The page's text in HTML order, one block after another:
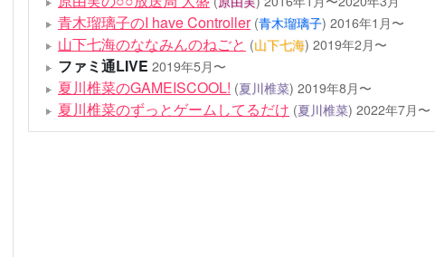
青木瑠璃子のI have Controller (青木瑠璃子) 2016年1月〜
山下七海のななみんのねごと (山下七海) 2019年2月〜
ファミ通LIVE 2019年5月〜
夏川椎菜のGAMEISCOOL! (夏川椎菜) 2019年8月〜
夏川椎菜のずっとゲームしてるだけ (夏川椎菜) 2022年7月〜